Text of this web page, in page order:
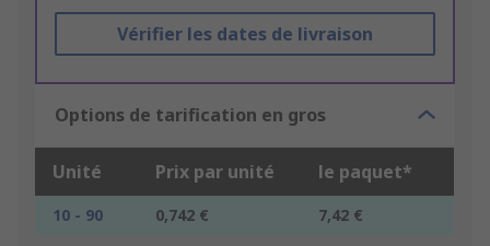
Vérifier les dates de livraison
Options de tarification en gros
Unité Prix par unité le paquet*
10 - 90 0,742 €
7,42 €